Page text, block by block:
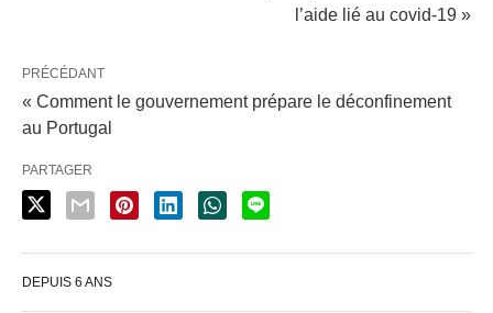
l’aide lié au covid-19 »
PRÉCÉDANT
« Comment le gouvernement prépare le déconfinement
au Portugal
PARTAGER
DEPUIS 6 ANS